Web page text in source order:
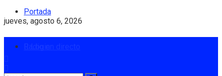
jueves, agosto 6, 2026
Portada